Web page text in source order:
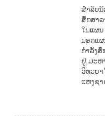
ສຳລັບນັ
ສຶກສາລ
ໃນແຜນ
ນອກແຜ
ກຳລັງສຶ
ຢູ່ ມະຫ
ວິທະຍາ
ແຫ່ງຊາ